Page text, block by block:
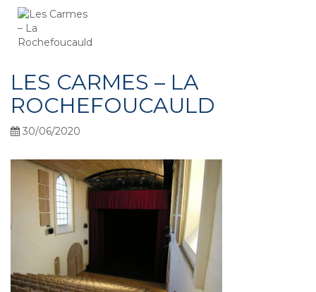
LES CARMES – LA
ROCHEFOUCAULD
30/06/2020